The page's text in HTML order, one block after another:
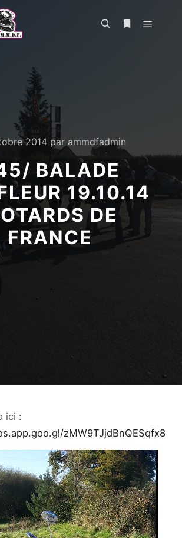
2014 par ammdfadmin
BALADE
19.10.14
DE
FRANCE
ici :
zMW9TJjdBnQESqfx8